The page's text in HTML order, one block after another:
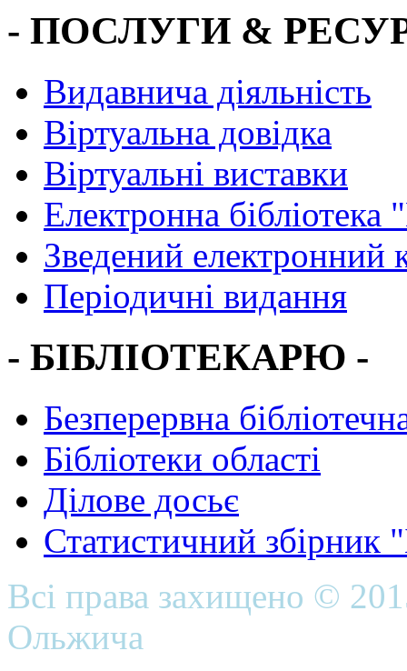
- ПОСЛУГИ &
Видавнича діяльність
Віртуальна довідка
Віртуальні виставки
Електронна
Зведений електронний
Періодичні видання
- БІБЛІОТЕКАРЮ -
Безперервна
Бібліотеки області
Ділове досьє
Статистичний
Всі права захищено ©
Ольжича